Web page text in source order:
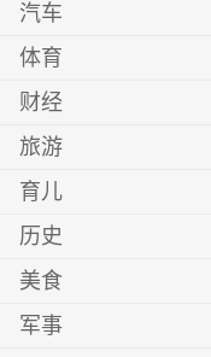
汽车
体育
财经
旅游
育儿
历史
美食
军事